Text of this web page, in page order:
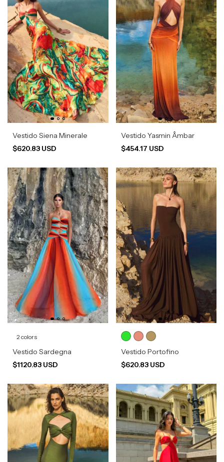
Vestido Siena Minerale
$620.83 USD
Vestido Yasmin Âmbar
$454.17 USD
2 colors
Vestido Sardegna
$1120.83 USD
Vestido Portofino
$620.83 USD